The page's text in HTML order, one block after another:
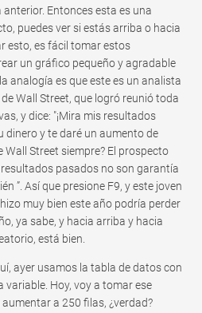
Entonces esta es una
puedes ver si estás arriba o hacia
esto, es fácil tomar estos
un gráfico pequeño y agradable
analogía es que este es un analista
Wall Street, que logró reunió toda
y dice: "¡Mira mis resultados
dinero y te daré un aumento de
Wall Street siempre? El prospecto
resultados pasados ​​no son garantía
”. Así que presione F9, y este joven
muy bien este año podría perder
ya sabe, y hacia arriba y hacia
está bien.
ayer usamos la tabla de datos con
variable. Hoy, voy a tomar ese
a 250 filas, ¿verdad?